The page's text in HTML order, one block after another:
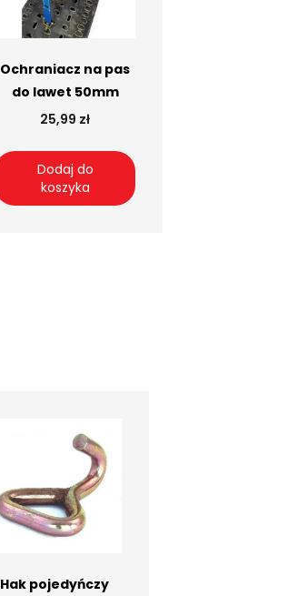
Ochraniacz na pas
do lawet 50mm
25,99 zł
Dodaj do
koszyka
Hak pojedyńczy